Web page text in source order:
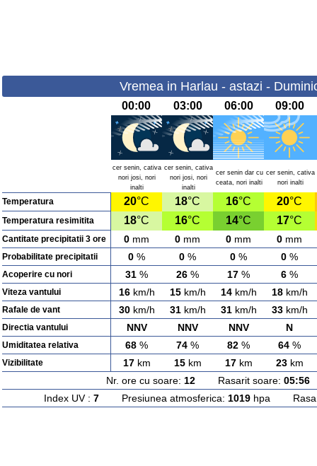
Vremea in Harlau - astazi -
00:00 03:00 06:00 09:00
cer senin, cativa
nori josi, nori
inalti
cer senin, cativa
nori josi, nori
inalti
cer senin dar cu
ceata, nori inalti
cer senin, cativa
nori inalti
Temperatura 20°C 18°C 16°C 20°C
Temperatura resimitita 18°C 16°C 14°C 17°C
Cantitate precipitatii 3 ore 0 mm 0 mm 0 mm 0 mm
Probabilitate precipitatii 0 % 0 % 0 % 0 %
Acoperire cu nori 31 % 26 % 17 % 6 %
Viteza vantului 16km/h 15km/h 14km/h 18km/h
Rafale de vant 30km/h 31km/h 31km/h 33km/h
Directia vantului NNV NNV NNV N
Umiditatea relativa 68 % 74 % 82 % 64 %
Vizibilitate 17km 15km 17km 23km
Nr. ore cu soare: 12Rasarit soare: 05:56
Index UV : 7Presiunea atmosferica: 1019hpa